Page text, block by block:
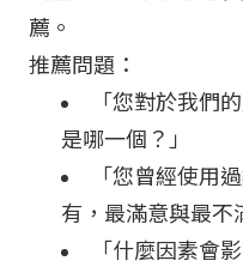
薦。
推薦問題：
「您對於我們
是哪一個？」
「您曾經使用
有，最滿意與最不
「什麼因素會